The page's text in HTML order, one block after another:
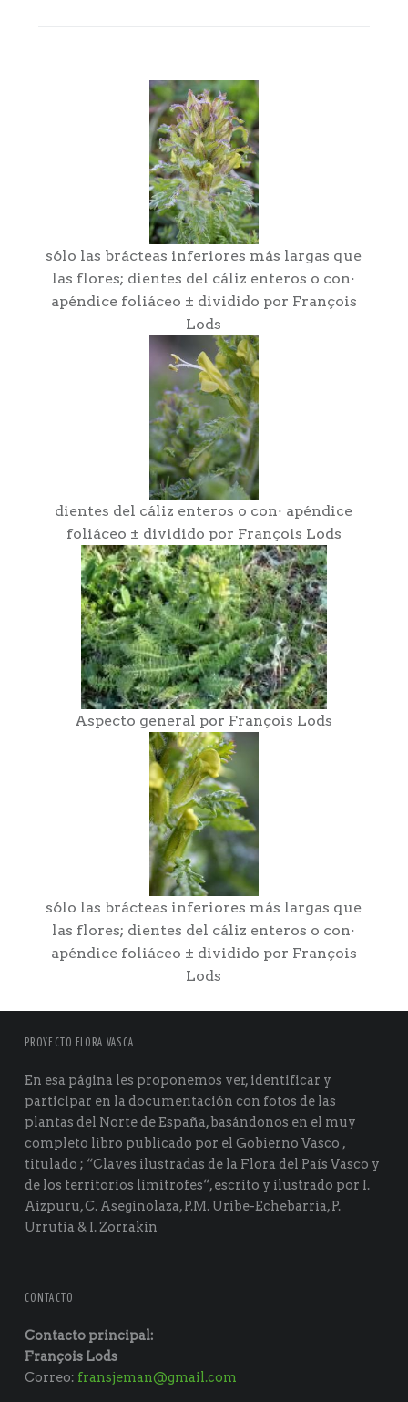
s6lo las brácteas inferiores más largas que
las flores; dientes del cáliz enteros o con·
apéndice foliáceo ± dividido por François
Lods
dientes del cáliz enteros o con· apéndice
foliáceo ± dividido por François Lods
Aspecto general por François Lods
s6lo las brácteas inferiores más largas que
las flores; dientes del cáliz enteros o con·
apéndice foliáceo ± dividido por François
Lods
PROYECTO FLORA VASCA
En esa página les proponemos ver, identificar y
participar en la documentación con fotos de las
plantas del Norte de España, basándonos en el muy
completo libro publicado por el Gobierno Vasco ,
titulado ; “Claves ilustradas de la Flora del País Vasco y
de los territorios limítrofes“, escrito y ilustrado por I.
Aizpuru, C. Aseginolaza, P.M. Uribe-Echebarría, P.
Urrutia & I. Zorrakin
CONTACTO
Contacto principal:
François Lods
Correo: fransjeman@gmail.com